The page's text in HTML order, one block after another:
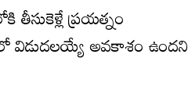
తీసుకెళ్లే ప్రయత్నం
విడుదలయ్యే అవకాశం ఉందని